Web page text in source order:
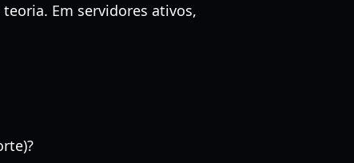
teoria. Em servidores ativos,